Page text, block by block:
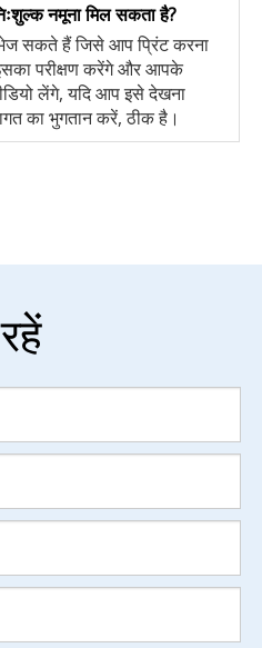
नमूना मिल सकता है?
सकते हैं जिसे आप प्रिंट करना
परीक्षण करेंगे और आपके
लेंगे, यदि आप इसे देखना
का भुगतान करें, ठीक है।